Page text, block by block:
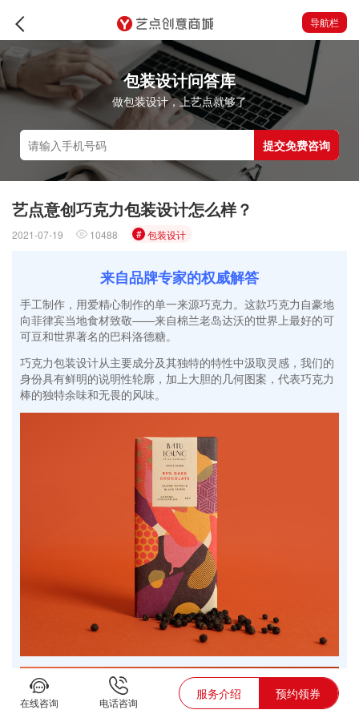
导航栏
包装设计问答库
做包装设计，上艺点就够了
提交免费咨询
艺点意创巧克力包装设计怎么样？
2021-07-19 10488 # 包装设计
来自品牌专家的权威解答
手工制作，用爱精心制作的单一来源巧克力。这款巧克力自豪地
向菲律宾当地食材致敬——来自棉兰老岛达沃的世界上最好的可
可豆和世界著名的巴科洛德糖。
巧克力包装设计从主要成分及其独特的特性中汲取灵感，我们的
身份具有鲜明的说明性轮廓，加上大胆的几何图案，代表巧克力
棒的独特余味和无畏的风味。
在线咨询 电话咨询
服务介绍 预约领券